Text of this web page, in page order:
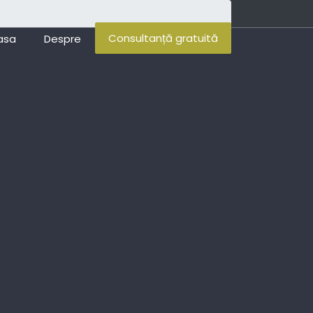
Despre Consultanță gratuită